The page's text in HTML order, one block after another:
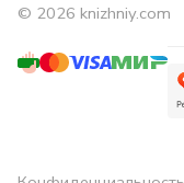
© 2026 knizhniy.com